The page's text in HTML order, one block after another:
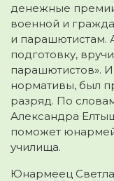
денежные
военной и
и
подготовку,
парашютистов».
нормативы, был
разряд. По
Александра
поможет
училища.
Юнармеец